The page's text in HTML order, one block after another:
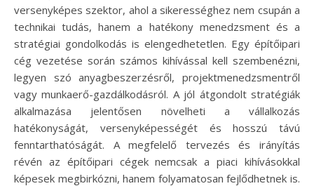
versenyképes szektor, ahol a sikerességhez nem csupán a
technikai tudás, hanem a hatékony menedzsment és a
stratégiai gondolkodás is elengedhetetlen. Egy építőipari
cég vezetése során számos kihívással kell szembenézni,
legyen szó anyagbeszerzésről, projektmenedzsmentről
vagy munkaerő-gazdálkodásról. A jól átgondolt stratégiák
alkalmazása jelentősen növelheti a vállalkozás
hatékonyságát, versenyképességét és hosszú távú
fenntarthatóságát. A megfelelő tervezés és irányítás
révén az építőipari cégek nemcsak a piaci kihívásokkal
képesek megbirkózni, hanem folyamatosan fejlődhetnek is.